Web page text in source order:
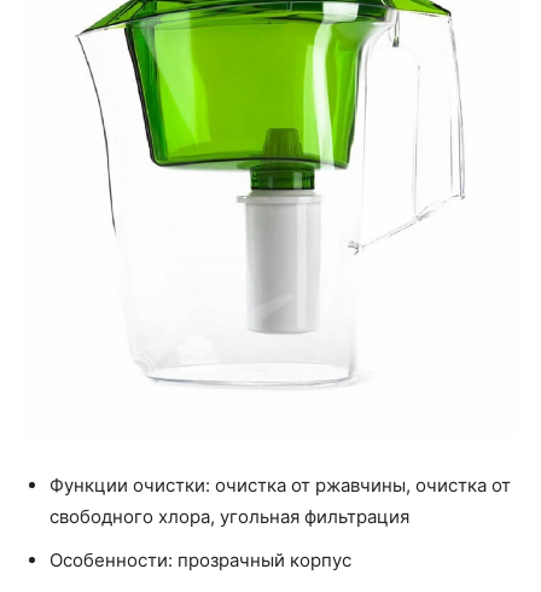
Функции очистки: очистка от ржавчины, очистка от
свободного хлора, угольная фильтрация
Особенности: прозрачный корпус